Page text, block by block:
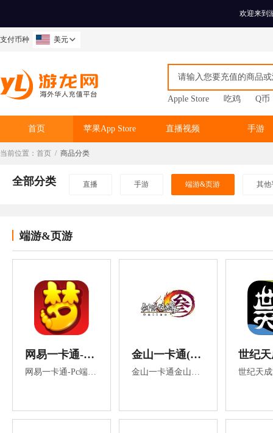
欢迎来到
支付币种 美元
Apple Store 吃鸡 Q币
首页 苹果App Store 直播视频 手游
当前位置： 首页 / 商品分类
全部分类 直播 手游 端游&页游 其他
端游&页游
网易一卡通-PC端游戏
网易一卡通-Pc端游戏 梦幻西游 大话西游 永劫无间 大话西游2 天谕 我的世界 战意 逆水寒
金山一卡通(剑网三)
金山一卡通金山游戏金山点卡金山充值金山适用剑侠3/剑侠情缘3/麻辣江湖/剑侠/封神榜/封神榜2/仙侣2/水浒Q传/春秋Q传/剑侠世界/剑网三/剑网/剑三/剑侠情缘3/剑网3/春秋Q传/剑侠/反恐行动/仙侣奇缘/剑侠情缘等所有金山游戏